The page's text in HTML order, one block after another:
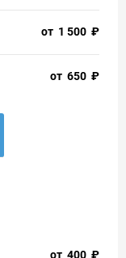
от 1 500 ₽
от 650 ₽
от 400 ₽